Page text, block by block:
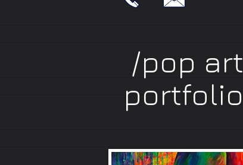
/pop art
portfolio